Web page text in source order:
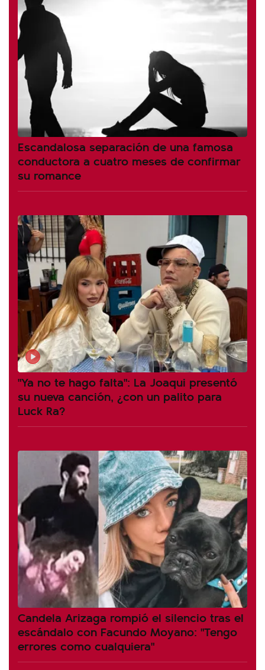
Escandalosa separación de una famosa
conductora a cuatro meses de confirmar
su romance
"Ya no te hago falta": La Joaqui presentó
su nueva canción, ¿con un palito para
Luck Ra?
Candela Arizaga rompió el silencio tras el
escándalo con Facundo Moyano: "Tengo
errores como cualquiera"